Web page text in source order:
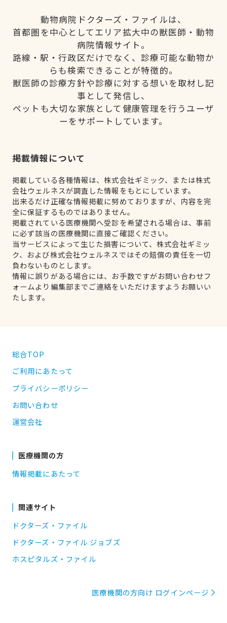
動物病院ドクターズ・ファイルは、
首都圏を中心としてエリア拡大中の獣医師・動物
病院情報サイト。
路線・駅・行政区だけでなく、診療可能な動物か
らも検索できることが特徴的。
獣医師の診療方針や診療に対する想いを取材し記
事として発信し、
ペットも大切な家族として健康管理を行うユーザ
ーをサポートしています。
掲載情報について
掲載している各種情報は、株式会社ギミック、または株式
会社ウェルネスが調査した情報をもとにしています。
出来るだけ正確な情報掲載に努めておりますが、内容を完
全に保証するものではありません。
掲載されている医療機関へ受診を希望される場合は、事前
に必ず該当の医療機関に直接ご確認ください。
当サービスによって生じた損害について、株式会社ギミッ
ク、および株式会社ウェルネスではその賠償の責任を一切
負わないものとします。
情報に誤りがある場合には、お手数ですがお問い合わせフ
ォームより編集部までご連絡をいただけますようお願いい
たします。
総合TOP
ご利用にあたって
プライバシーポリシー
お問い合わせ
運営会社
医療機関の方
情報掲載にあたって
関連サイト
ドクターズ・ファイル
ドクターズ・ファイル ジョブズ
ホスピタルズ・ファイル
医療機関の方向け ログインページ